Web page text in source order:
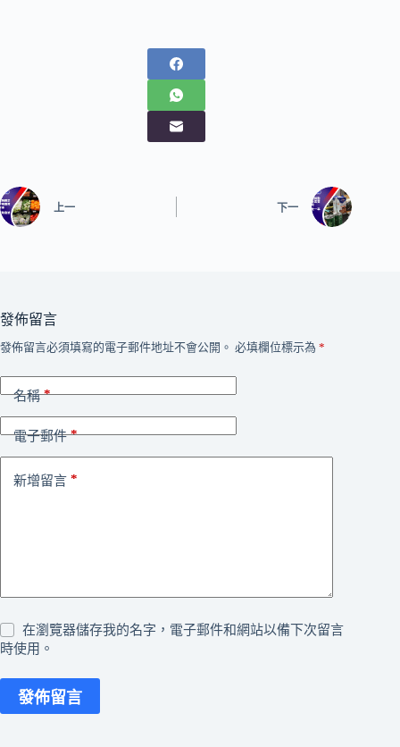
上一 下一
發佈留言
發佈留言必須填寫的電子郵件地址不會公開。 必填欄位標示為 *
名稱*
電子郵件*
新增留言 *
在瀏覽器儲存我的名字，電子郵件和網站以備下次留言
時使用。
發佈留言